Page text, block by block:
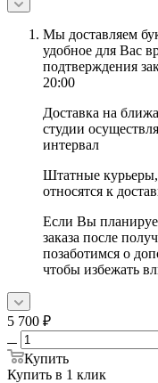
Мы доставляем
удобное для Вас
подтверждения
20:00
Доставка на
студии
интервал
Штатные
относятся к
Если Вы
заказа после
позаботимся о
чтобы избежать
5 700 ₽
Купить
Купить в 1 клик